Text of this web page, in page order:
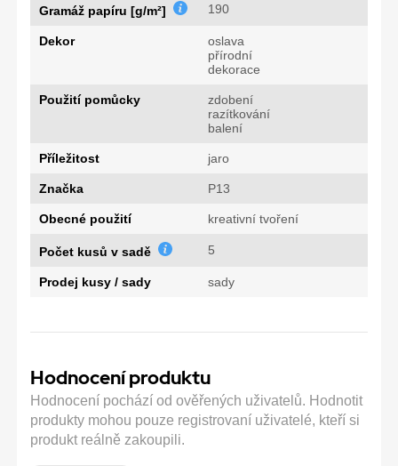
Gramáž papíru [g/m²] 190
Dekor
oslava
přírodní
dekorace
Použití pomůcky
zdobení
razítkování
balení
Příležitost jaro
Značka P13
Obecné použití kreativní tvoření
Počet kusů v sadě 5
Prodej kusy / sady sady
Hodnocení produktu
Hodnocení pochází od ověřených uživatelů. Hodnotit
produkty mohou pouze registrovaní uživatelé, kteří si
produkt reálně zakoupili.